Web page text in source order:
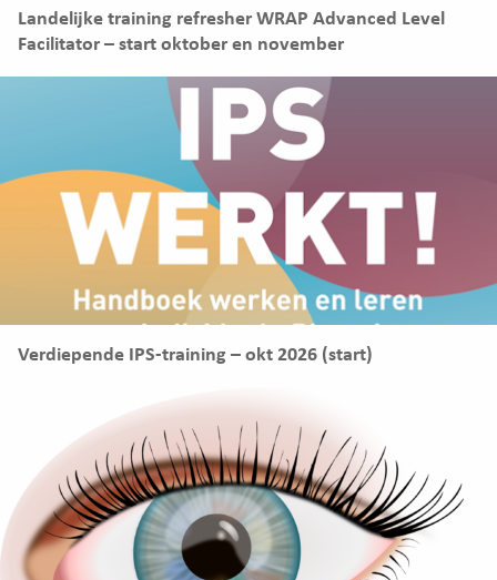
Landelijke training refresher WRAP Advanced Level
Facilitator – start oktober en november
Verdiepende IPS-training – okt 2026 (start)